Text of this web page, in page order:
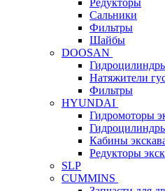
Редукторы
Сальники
Фильтры
Шайбы
DOOSAN
Натяжители
Фильтры
HYUNDAI
Гидромоторы
Кабины
Редукторы
SLP
CUMMINS